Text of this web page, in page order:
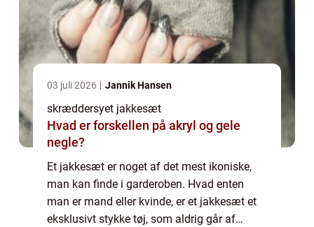
03 juli 2026 Jannik Hansen
skræddersyet jakkesæt
Hvad er forskellen på akryl og gele
negle?
Et jakkesæt er noget af det mest ikoniske,
man kan finde i garderoben. Hvad enten
man er mand eller kvinde, er et jakkesæt et
eksklusivt stykke tøj, som aldrig går af